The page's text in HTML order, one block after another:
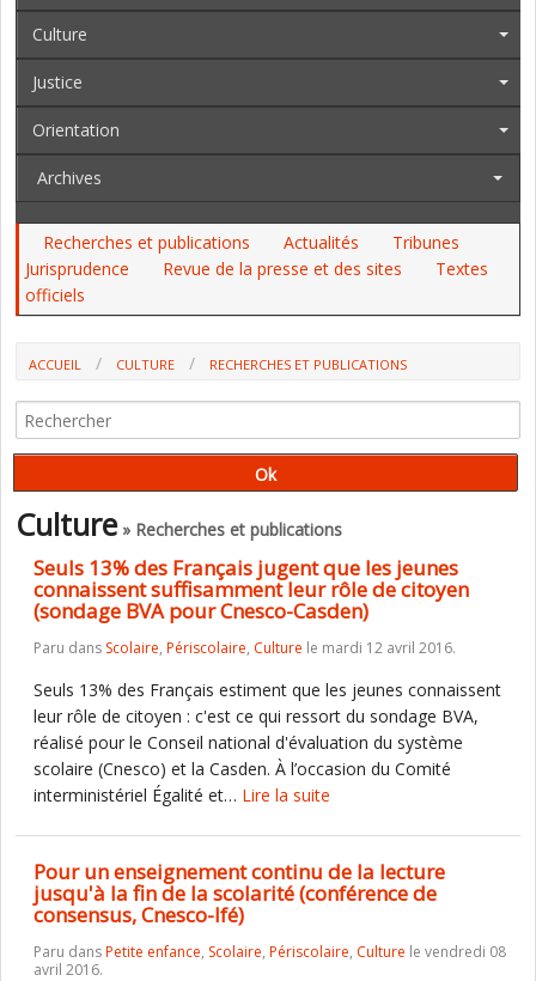
Culture
Justice
Orientation
Archives
Recherches et publications Actualités
Tribunes
Jurisprudence
Revue de la presse et des sites
Textes
officiels
ACCUEIL CULTURE RECHERCHES ET PUBLICATIONS
Culture» Recherches et publications
Seuls 13% des Français jugent que les jeunes
connaissent suffisamment leur rôle de citoyen
(sondage BVA pour Cnesco-Casden)
Paru dans Scolaire, Périscolaire, Culture le mardi 12 avril 2016.
Seuls 13% des Français estiment que les jeunes connaissent
leur rôle de citoyen : c'est ce qui ressort du sondage BVA,
réalisé pour le Conseil national d'évaluation du système
scolaire (Cnesco) et la Casden. À l’occasion du Comité
interministériel Égalité et… Lire la suite
Pour un enseignement continu de la lecture
jusqu'à la fin de la scolarité (conférence de
consensus, Cnesco-Ifé)
Paru dansPetite enfance, Scolaire, Périscolaire, Culture le vendredi 08
avril 2016.